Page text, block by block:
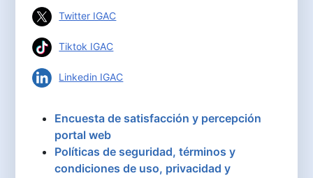
Twitter IGAC
Tiktok IGAC
Linkedin IGAC
Encuesta de satisfacción y percepción
portal web
Políticas de seguridad, términos y
condiciones de uso, privacidad y